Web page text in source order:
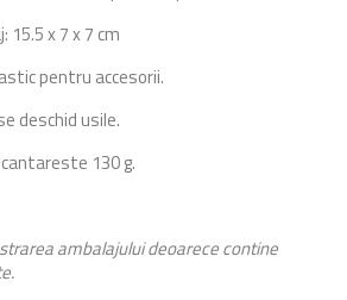
15.5 x 7 x 7 cm
pentru accesorii.
deschid usile.
130 g.
ambalajului deoarece contine